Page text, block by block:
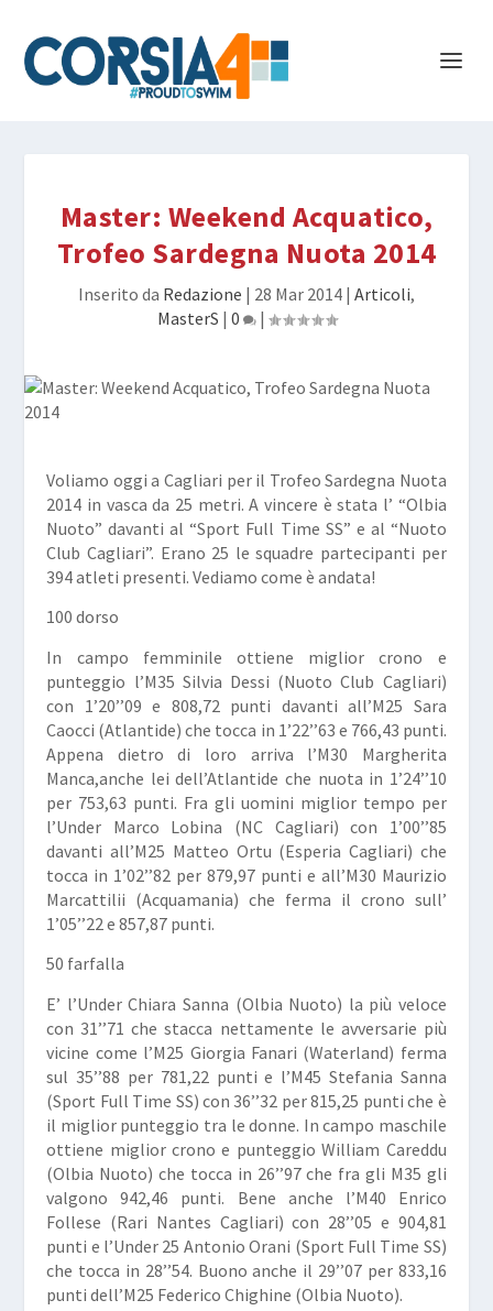
Master: Weekend Acquatico,
Trofeo Sardegna Nuota 2014
Inserito da Redazione | 28 Mar 2014 | Articoli,
MasterS | 0 |
Voliamo oggi a Cagliari per il Trofeo Sardegna Nuota
2014 in vasca da 25 metri. A vincere è stata l’ “Olbia
Nuoto” davanti al “Sport Full Time SS” e al “Nuoto
Club Cagliari”. Erano 25 le squadre partecipanti per
394 atleti presenti. Vediamo come è andata!
100 dorso
In campo femminile ottiene miglior crono e
punteggio l’M35 Silvia Dessi (Nuoto Club Cagliari)
con 1’20’’09 e 808,72 punti davanti all’M25 Sara
Caocci (Atlantide) che tocca in 1’22’’63 e 766,43 punti.
Appena dietro di loro arriva l’M30 Margherita
Manca,anche lei dell’Atlantide che nuota in 1’24’’10
per 753,63 punti. Fra gli uomini miglior tempo per
l’Under Marco Lobina (NC Cagliari) con 1’00’’85
davanti all’M25 Matteo Ortu (Esperia Cagliari) che
tocca in 1’02’’82 per 879,97 punti e all’M30 Maurizio
Marcattilii (Acquamania) che ferma il crono sull’
1’05’’22 e 857,87 punti.
50 farfalla
E’ l’UnderChiara Sanna (Olbia Nuoto) la più veloce
con 31’’71 che stacca nettamente le avversarie più
vicine come l’M25 Giorgia Fanari (Waterland) ferma
sul 35’’88 per 781,22 punti e l’M45 Stefania Sanna
(Sport Full Time SS) con 36’’32 per 815,25 punti che è
il miglior punteggio tra le donne. In campo maschile
ottiene miglior crono e punteggioWilliam Careddu
(Olbia Nuoto) che tocca in 26’’97 che fra gli M35 gli
valgono 942,46 punti. Bene anche l’M40 Enrico
Follese (Rari Nantes Cagliari) con 28’’05 e 904,81
punti e l’Under 25 Antonio Orani (Sport Full Time SS)
che tocca in 28’’54. Buono anche il 29’’07 per 833,16
punti dell’M25 Federico Chighine (Olbia Nuoto).